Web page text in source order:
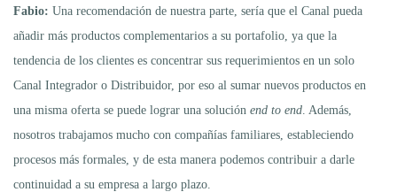
Fabio: Una recomendación de nuestra parte, sería que el Canal pueda
añadir más productos complementarios a su portafolio, ya que la
tendencia de los clientes es concentrar sus requerimientos en un solo
Canal Integrador o Distribuidor, por eso al sumar nuevos productos en
una misma oferta se puede lograr una solución end to end . Además,
nosotros trabajamos mucho con compañías familiares, estableciendo
procesos más formales, y de esta manera podemos contribuir a darle
continuidad a su empresa a largo plazo.